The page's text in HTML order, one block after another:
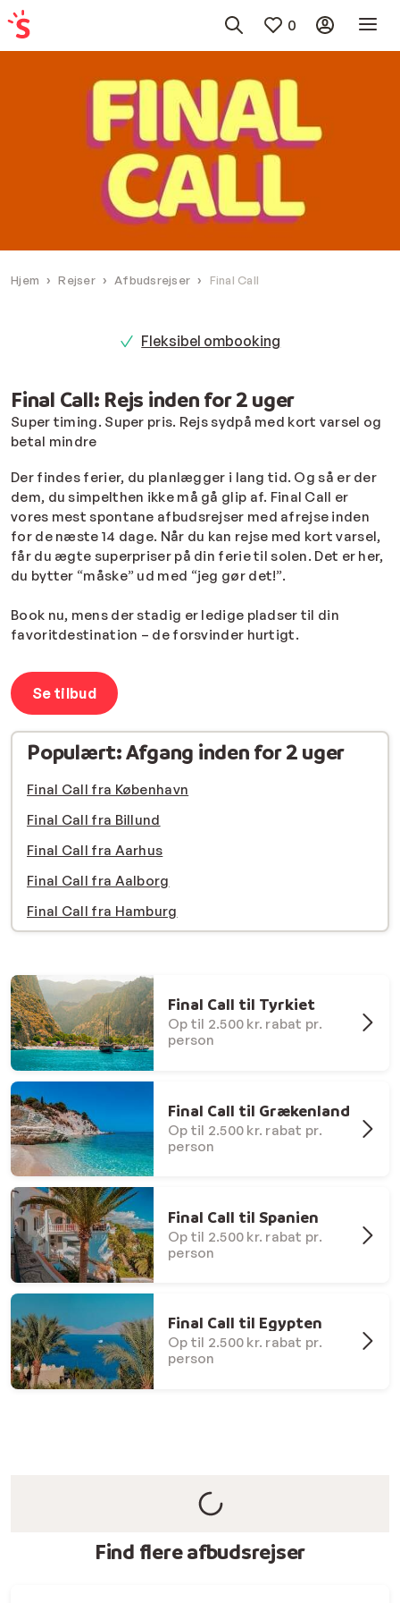
0
Hjem Rejser Afbudsrejser Final Call
Fleksibel ombooking
Final Call: Rejs inden for 2 uger
Super timing. Super pris. Rejs sydpå med kort varsel og
betal mindre
Der findes ferier, du planlægger i lang tid. Og så er der
dem, du simpelthen ikke må gå glip af. Final Call er
vores mest spontane afbudsrejser med afrejse inden
for de næste 14 dage. Når du kan rejse med kort varsel,
får du ægte superpriser på din ferie til solen. Det er her,
du bytter “måske” ud med “jeg gør det!”.
Book nu, mens der stadig er ledige pladser til din
favoritdestination – de forsvinder hurtigt.
Se tilbud
Populært: Afgang inden for 2 uger
Final Call fra København
Final Call fra Billund
Final Call fra Aarhus
Final Call fra Aalborg
Final Call fra Hamburg
Final Call til Tyrkiet
Op til 2.500 kr. rabat pr.
person
Final Call til Grækenland
Op til 2.500 kr. rabat pr.
person
Final Call til Spanien
Op til 2.500 kr. rabat pr.
person
Final Call til Egypten
Op til 2.500 kr. rabat pr.
person
Find flere afbudsrejser